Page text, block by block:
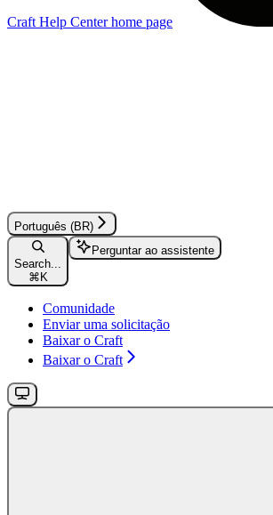
Craft Help Centerhome page
Português (BR)
Search...
⌘K
Perguntar ao assistente
Comunidade
Enviar uma solicitação
Baixar o Craft
Baixar o Craft